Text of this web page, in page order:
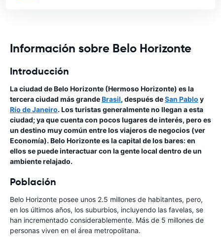
Información sobre Belo Horizonte
Introducción
La ciudad de Belo Horizonte (Hermoso Horizonte) es la
tercera ciudad más grandeBrasil, después deSan Pablo y
Río de Janeiro. Los turistas generalmente no llegan a esta
ciudad; ya que cuenta con pocos lugares de interés, pero es
un destino muy común entre los viajeros de negocios (ver
Economía). Belo Horizonte es la capital de los bares: en
ellos se puede interactuar con la gente local dentro de un
ambiente relajado.
Población
Belo Horizonte posee unos 2.5 millones de habitantes, pero,
en los últimos años, los suburbios, incluyendo las favelas, se
han incrementado considerablemente. Más de 5 millones de
personas viven en el área metropolitana.